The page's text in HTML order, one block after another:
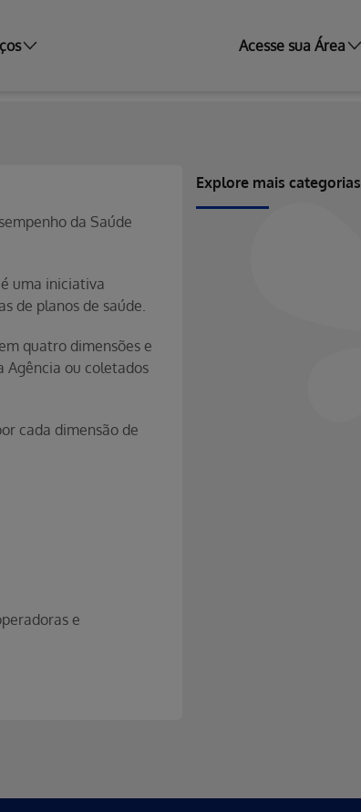
Acesse sua Área
da Saúde
uma iniciativa
de planos de saúde.
quatro dimensões e
Agência ou coletados
cada dimensão de
e
Explore mais categorias